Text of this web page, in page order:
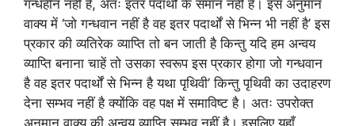
गन्धहीन नहीं है, अतः इतर पदार्थों के समान नहीं है। इस अनुमान
वाक्य में ‘जो गन्धवान नहीं है वह इतर पदार्थों से भिन्न भी नहीं है’ इस
प्रकार की व्यतिरेक व्याप्ति तो बन जाती है किन्तु यदि हम अन्वय
व्याप्ति बनाना चाहें तो उसका स्वरूप इस प्रकार होगा जो गन्धवान
है वह इतर पदार्थों से भिन्न है यथा पृथिवी’ किन्तु पृथिवी का उदाहरण
देना सम्भव नहीं है क्योंकि वह पक्ष में समाविष्ट है। अतः उपरोक्त
अनुमान वाक्य की अन्वय व्याप्ति सम्भव नहीं है। इसलिए यहाँ